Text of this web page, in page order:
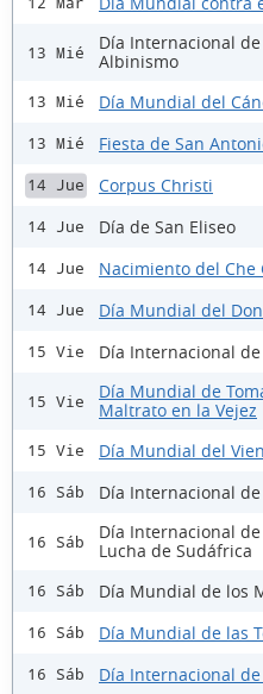
13 Mié
Día Internacional
Albinismo
13 Mié Día Mundial del
13 Mié Fiesta de San
14 Jue Corpus Christi
14 Jue Día de San Eliseo
14 Jue Nacimiento del Che
14 Jue Día Mundial del
15 Vie Día Internacional
15 Vie
Día Mundial de
Maltrato en la Vejez
15 Vie Día Mundial del
16 Sáb Día Internacional
16 Sáb
Día Internacional
Lucha de Sudáfrica
16 Sáb Día Mundial de los
16 Sáb Día Mundial de las
16 Sáb Día Internacional